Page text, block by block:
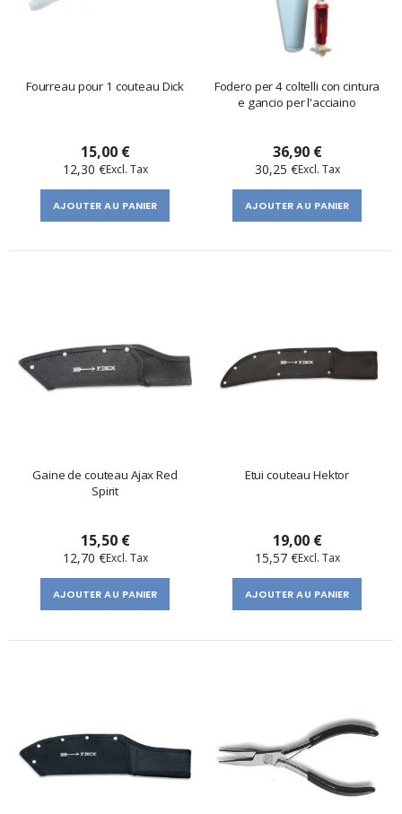
Fourreau pour 1 couteau Dick
15,00 €
12,30 €
AJOUTER AU PANIER
Fodero per 4 coltelli con cintura
e gancio per l'acciaino
36,90 €
30,25 €
AJOUTER AU PANIER
Gaine de couteau Ajax Red
Spirit
15,50 €
12,70 €
AJOUTER AU PANIER
Etui couteau Hektor
19,00 €
15,57 €
AJOUTER AU PANIER